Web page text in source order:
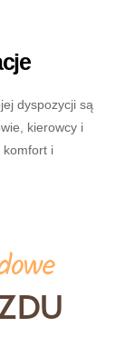
dyspozycji są
kierowcy i
komfort i